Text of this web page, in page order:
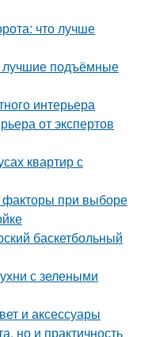
что лучше
подъёмные
интерьера
от экспертов
квартир с
при выборе
баскетбольный
с зелеными
и аксессуары
но и практичность